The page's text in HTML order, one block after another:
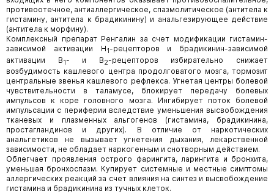
противоотечное, антиаллергическое, спазмолитическое (антитела к
гистамину, антитела к брадикинину) и анальгезирующее действие
(антитела к морфину).
Комплексный препарат Ренгалин за счет модификации гистамин-
зависимой активации Н1-рецепторов и брадикинин-зависимой
активации В1- и B2-рецепторов избирательно снижает
возбудимость кашлевого центра продолговатого мозга, тормозит
центральные звенья кашлевого рефлекса. Угнетая центры болевой
чувствительности в таламусе, блокирует передачу болевых
импульсов к коре головного мозга. Ингибирует поток болевой
импульсации с периферии вследствие уменьшения высвобождения
тканевых и плазменных альгогенов (гистамина, брадикинина,
простагландинов и других). В отличие от наркотических
анальгетиков не вызывает угнетения дыхания, лекарственной
зависимости, не обладает наркогенным и снотворным действием.
Облегчает проявления острого фарингита, ларингита и бронхита,
уменьшая бронхоспазм. Купирует системные и местные симптомы
аллергических реакций за счет влияния на синтез и высвобождение
гистамина и брадикинина из тучных клеток.